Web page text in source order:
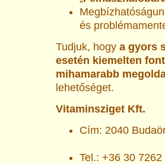
és
Tudjuk, hogy a gyors
esetén kiemelten
mihamarabb
lehetőséget.
Vitaminsziget Kft.
Cím: 2040
Tel.: +36 30 7262